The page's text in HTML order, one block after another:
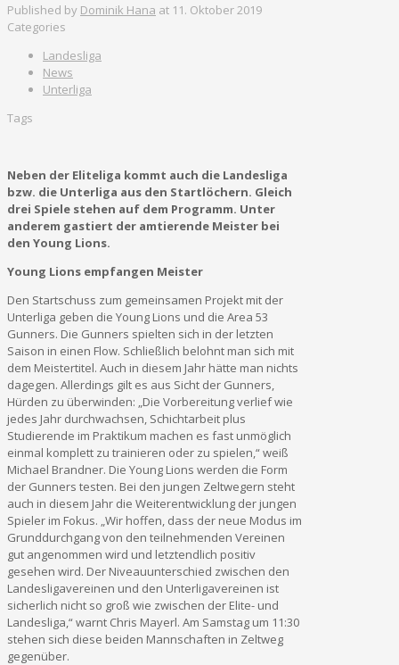
Published by Dominik Hana at 11. Oktober 2019
Categories
Landesliga
News
Unterliga
Tags
Neben der Eliteliga kommt auch die Landesliga
bzw. die Unterliga aus den Startlöchern. Gleich
drei Spiele stehen auf dem Programm. Unter
anderem gastiert der amtierende Meister bei
den Young Lions.
Young Lions empfangen Meister
Den Startschuss zum gemeinsamen Projekt mit der
Unterliga geben die Young Lions und die Area 53
Gunners. Die Gunners spielten sich in der letzten
Saison in einen Flow. Schließlich belohnt man sich mit
dem Meistertitel. Auch in diesem Jahr hätte man nichts
dagegen. Allerdings gilt es aus Sicht der Gunners,
Hürden zu überwinden: „Die Vorbereitung verlief wie
jedes Jahr durchwachsen, Schichtarbeit plus
Studierende im Praktikum machen es fast unmöglich
einmal komplett zu trainieren oder zu spielen,“ weiß
Michael Brandner. Die Young Lions werden die Form
der Gunners testen. Bei den jungen Zeltwegern steht
auch in diesem Jahr die Weiterentwicklung der jungen
Spieler im Fokus. „Wir hoffen, dass der neue Modus im
Grunddurchgang von den teilnehmenden Vereinen
gut angenommen wird und letztendlich positiv
gesehen wird. Der Niveauunterschied zwischen den
Landesligavereinen und den Unterligavereinen ist
sicherlich nicht so groß wie zwischen der Elite- und
Landesliga,“ warnt Chris Mayerl. Am Samstag um 11:30
stehen sich diese beiden Mannschaften in Zeltweg
gegenüber.